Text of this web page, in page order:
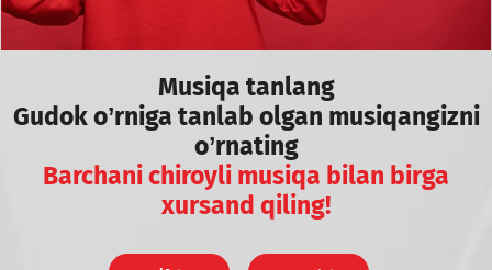
Musiqa tanlang
Gudok o’rniga tanlab olgan musiqangizni
o’rnating
Barchani chiroyli musiqa bilan birga
xursand qiling!